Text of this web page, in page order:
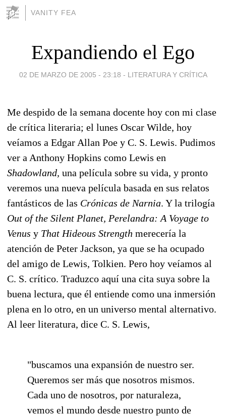
VANITY FEA
Expandiendo el Ego
02 DE MARZO DE 2005 - 23:18 - LITERATURA Y CRÍTICA
Me despido de la semana docente hoy con mi clase
de crítica literaria; el lunes Oscar Wilde, hoy
veíamos a Edgar Allan Poe y C. S. Lewis. Pudimos
ver a Anthony Hopkins como Lewis en
Shadowland, una película sobre su vida, y pronto
veremos una nueva película basada en sus relatos
fantásticos de las Crónicas de Narnia. Y la trilogía
Out of the Silent Planet, Perelandra: A Voyage to
Venus y That Hideous Strength merecería la
atención de Peter Jackson, ya que se ha ocupado
del amigo de Lewis, Tolkien. Pero hoy veíamos al
C. S. crítico. Traduzco aquí una cita suya sobre la
buena lectura, que él entiende como una inmersión
plena en lo otro, en un universo mental alternativo.
Al leer literatura, dice C. S. Lewis,
"buscamos una expansión de nuestro ser.
Queremos ser más que nosotros mismos.
Cada uno de nosotros, por naturaleza,
vemos el mundo desde nuestro punto de